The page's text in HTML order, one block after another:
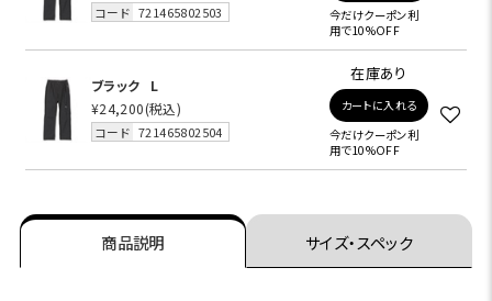
コード 721465802503
今だけクーポン利
用で10%OFF
ブラック
L
¥24,200(税込)
コード 721465802504
在庫あり
カートに入れる
今だけクーポン利
用で10%OFF
商品説明 サイズ・スペック